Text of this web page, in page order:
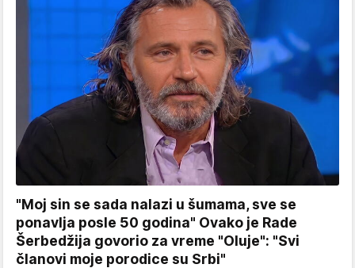
"Moj sin se sada nalazi u šumama, sve se
ponavlja posle 50 godina" Ovako je Rade
Šerbedžija govorio za vreme "Oluje": "Svi
članovi moje porodice su Srbi"